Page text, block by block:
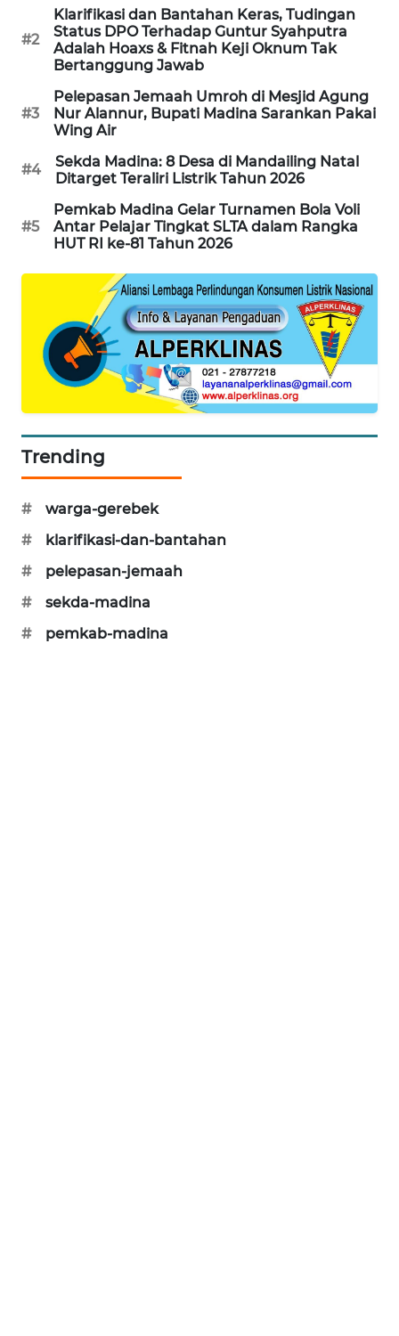
#2
Klarifikasi dan Bantahan Keras, Tudingan
Status DPO Terhadap Guntur Syahputra
Adalah Hoaxs & Fitnah Keji Oknum Tak
Bertanggung Jawab
#3
Pelepasan Jemaah Umroh di Mesjid Agung
Nur Alannur, Bupati Madina Sarankan Pakai
Wing Air
#4
Sekda Madina: 8 Desa di Mandailing Natal
Ditarget Teraliri Listrik Tahun 2026
#5
Pemkab Madina Gelar Turnamen Bola Voli
Antar Pelajar Tingkat SLTA dalam Rangka
HUT RI ke-81 Tahun 2026
Trending
#
warga-gerebek
#
klarifikasi-dan-bantahan
#
pelepasan-jemaah
#
sekda-madina
#
pemkab-madina
FISUELRI
ID
ENERGI
NEWS
CILEUNGSI
NEWS
BERKAT
NEWS
BERAMPU
ANUGERAH
NEWS
SONYA
NEWS